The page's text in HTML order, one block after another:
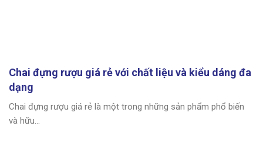
Chai đựng rượu giá rẻ với chất liệu và kiểu dáng đa
dạng
Chai đựng rượu giá rẻ là một trong những sản phẩm phổ biến
và hữu...